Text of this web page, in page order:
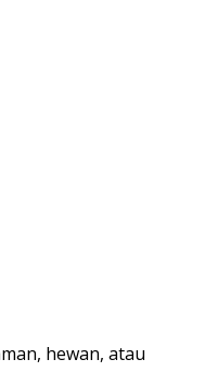
hewan, atau